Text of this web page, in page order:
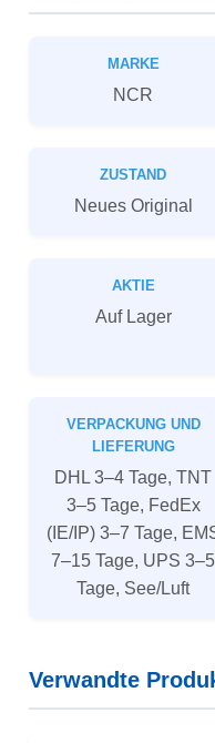
MARKE
NCR
ZUSTAND
Neues Original
AKTIE
Auf Lager
VERPACKUNG UND
LIEFERUNG
DHL 3–4 Tage, TNT
3–5 Tage, FedEx
(IE/IP) 3–7 Tage,
7–15 Tage, UPS 3–5
Tage, See/Luft
Verwandte